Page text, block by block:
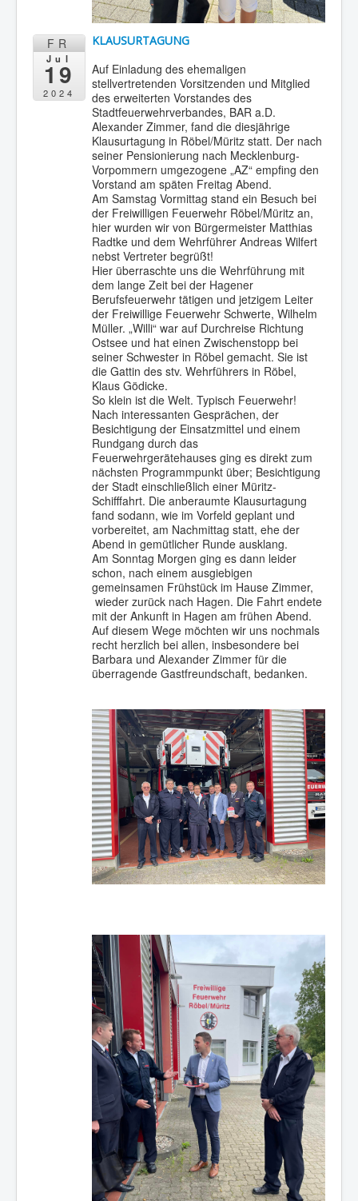
FR
Jul
19
2024
KLAUSURTAGUNG
Auf Einladung des ehemaligen
stellvertretenden Vorsitzenden und Mitglied
des erweiterten Vorstandes des
Stadtfeuerwehrverbandes, BAR a.D.
Alexander Zimmer, fand die diesjährige
Klausurtagung in Röbel/Müritz statt. Der nach
seiner Pensionierung nach Mecklenburg-
Vorpommern umgezogene „AZ“ empfing den
Vorstand am späten Freitag Abend.
Am Samstag Vormittag stand ein Besuch bei
der Freiwilligen Feuerwehr Röbel/Müritz an,
hier wurden wir von Bürgermeister Matthias
Radtke und dem Wehrführer Andreas Wilfert
nebst Vertreter begrüßt!
Hier überraschte uns die Wehrführung mit
dem lange Zeit bei der Hagener
Berufsfeuerwehr tätigen und jetzigem Leiter
der Freiwillige Feuerwehr Schwerte, Wilhelm
Müller. „Willi“ war auf Durchreise Richtung
Ostsee und hat einen Zwischenstopp bei
seiner Schwester in Röbel gemacht. Sie ist
die Gattin des stv. Wehrführers in Röbel,
Klaus Gödicke.
So klein ist die Welt. Typisch Feuerwehr!
Nach interessanten Gesprächen, der
Besichtigung der Einsatzmittel und einem
Rundgang durch das
Feuerwehrgerätehauses ging es direkt zum
nächsten Programmpunkt über; Besichtigung
der Stadt einschließlich einer Müritz-
Schifffahrt. Die anberaumte Klausurtagung
fand sodann, wie im Vorfeld geplant und
vorbereitet, am Nachmittag statt, ehe der
Abend in gemütlicher Runde ausklang.
Am Sonntag Morgen ging es dann leider
schon, nach einem ausgiebigen
gemeinsamen Frühstück im Hause Zimmer,
wieder zurück nach Hagen. Die Fahrt endete
mit der Ankunft in Hagen am frühen Abend.
Auf diesem Wege möchten wir uns nochmals
recht herzlich bei allen, insbesondere bei
Barbara und Alexander Zimmer für die
überragende Gastfreundschaft, bedanken.